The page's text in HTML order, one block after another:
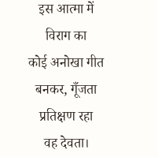
इस आत्मा में
विराग का
कोई अनोखा गीत
बनकर, गूँजता
प्रतिक्षण रहा
वह देवता।